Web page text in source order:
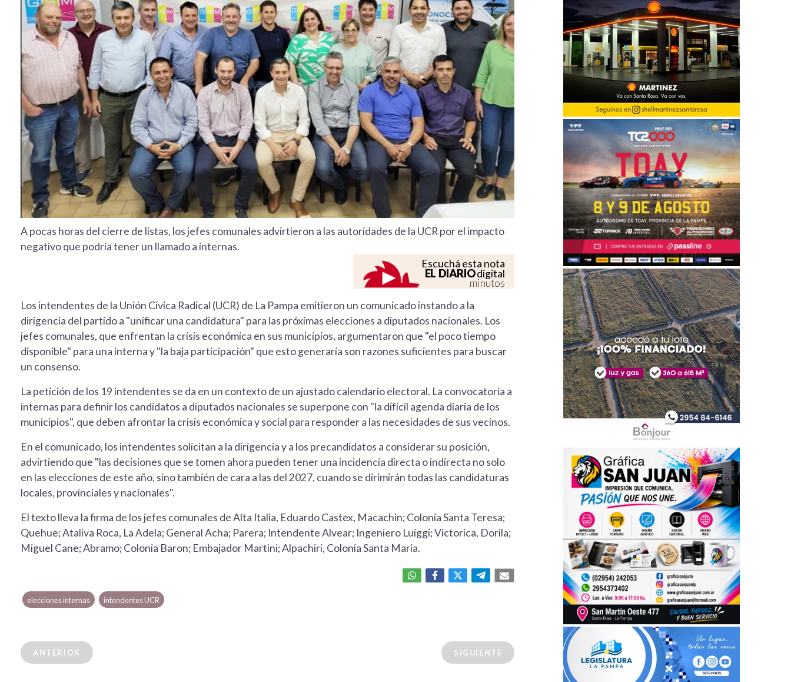
A pocas horas del cierre de listas, los jefes comunales advirtieron a las autoridades de la UCR por el impacto
negativo que podría tener un llamado a internas.
Escuchá esta nota
EL DIARIOdigital
minutos
Los intendentes de la Unión Cívica Radical (UCR) de La Pampa emitieron un comunicado instando a la
dirigencia del partido a "unificar una candidatura" para las próximas elecciones a diputados nacionales. Los
jefes comunales, que enfrentan la crisis económica en sus municipios, argumentaron que "el poco tiempo
disponible" para una interna y "la baja participación" que esto generaría son razones suficientes para buscar
un consenso.
La petición de los 19 intendentes se da en un contexto de un ajustado calendario electoral. La convocatoria a
internas para definir los candidatos a diputados nacionales se superpone con "la difícil agenda diaria de los
municipios", que deben afrontar la crisis económica y social para responder a las necesidades de sus vecinos.
En el comunicado, los intendentes solicitan a la dirigencia y a los precandidatos a considerar su posición,
advirtiendo que "las decisiones que se tomen ahora pueden tener una incidencia directa o indirecta no solo
en las elecciones de este año, sino también de cara a las del 2027, cuando se dirimirán todas las candidaturas
locales, provinciales y nacionales".
El texto lleva la firma de los jefes comunales de Alta Italia, Eduardo Castex, Macachin; Colonia Santa Teresa;
Quehue; Ataliva Roca, La Adela; General Acha; Parera; Intendente Alvear; Ingeniero Luiggi; Victorica, Dorila;
Miguel Cane; Abramo; Colonia Baron; Embajador Martini; Alpachiri, Colonia Santa Maria.
elecciones internas intendentes UCR
ANTERIOR SIGUIENTE